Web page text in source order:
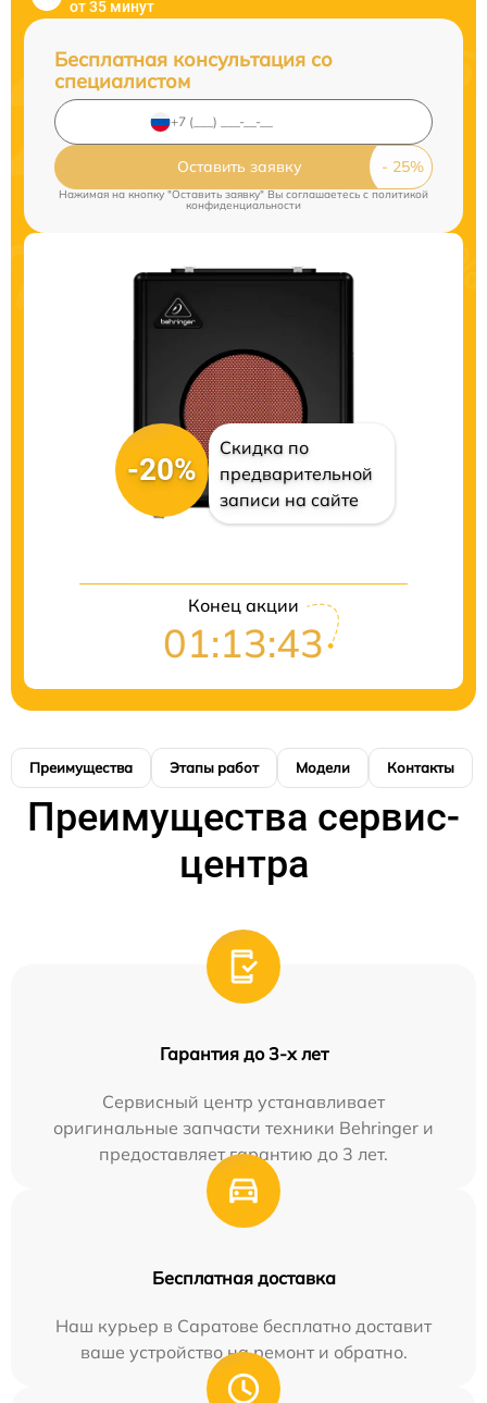
от 35 минут
Бесплатная консультация со
специалистом
Оставить заявку
Нажимая на кнопку "Оставить заявку" Вы соглашаетесь cполитикой
конфиденциальности
-20%
Скидка по
предварительной
записи на сайте
Конец акции
01:13:42
Преимущества Этапы работ Модели Контакты
Преимущества сервис-
центра
Гарантия до 3-х лет
Сервисный центр устанавливает
оригинальные запчасти техники Behringer и
предоставляет гарантию до 3 лет.
Бесплатная доставка
Наш курьер в Саратове бесплатно доставит
ваше устройство на ремонт и обратно.